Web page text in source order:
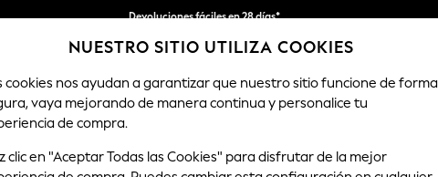
Devoluciones fáciles en 28 días*
Nos hacemos cargo de todos los impuestos
HOMBRE TIENDA DE VACACIONES
NUESTRO SITIO UTILIZA COOKIES
cookies nos ayudan a garantizar que nuestro sitio funcione de forma
vaya mejorando de manera continua y personalice tu
de compra.
clic en "Aceptar Todas las Cookies" para disfrutar de la mejor